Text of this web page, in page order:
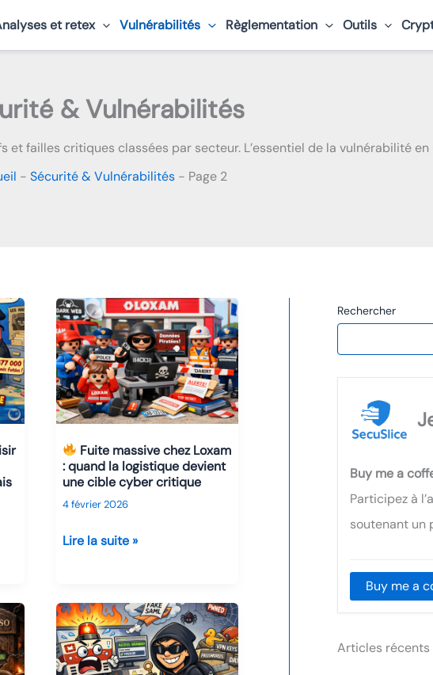
et retex Vulnérabilités Règlementation Outils
& Vulnérabilités
et failles critiques classées par secteur. L’essentiel de la vulnérabilité en
- Sécurité & Vulnérabilités- Page 2
Fuite massive chez Loxam
: quand la logistique devient
une cible cyber critique
4 février 2026
chez
Loxam
:
quand
Lire la suite »
Rechercher
Buy me a
Participez à
soutenant un
Buy me a
Articles récents